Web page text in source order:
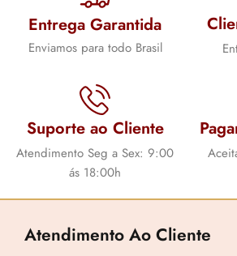
Entrega Garantida
Enviamos para todo Brasil
Suporte ao Cliente
Atendimento Seg a Sex: 9:00
ás 18:00h
Atendimento Ao Cliente